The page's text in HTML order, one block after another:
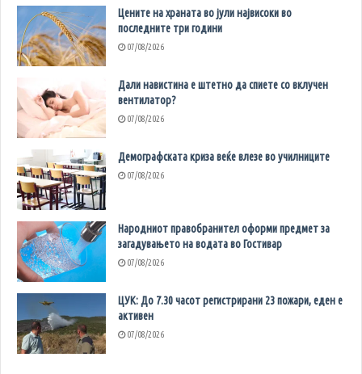
Цените на храната во јули највисоки во
последните три години
07/08/2026
Дали навистина е штетно да спиете со вклучен
вентилатор?
07/08/2026
Демографската криза веќе влезе во училниците
07/08/2026
Народниот правобранител оформи предмет за
загадувањето на водата во Гостивар
07/08/2026
ЦУК: До 7.30 часот регистрирани 23 пожари, еден е
активен
07/08/2026